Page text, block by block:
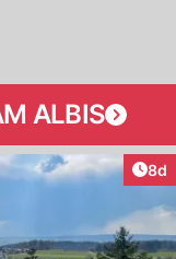
ALBIS
8d